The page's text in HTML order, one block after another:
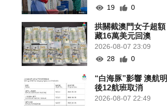
19
0
拱關截澳門女子超額
藏16萬美元回澳
2026-08-07 23:09
28
0
“白海豚”影響 澳航明
後12航班取消
2026-08-07 22:49